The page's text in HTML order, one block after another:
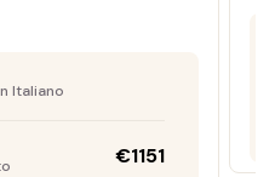
Italiano
€1151